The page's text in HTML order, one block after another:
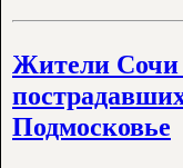
Жители Сочи
Подмосковье